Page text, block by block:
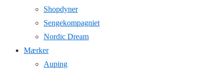
Shopdyner
Sengekompagniet
Nordic Dream
Mærker
Auping